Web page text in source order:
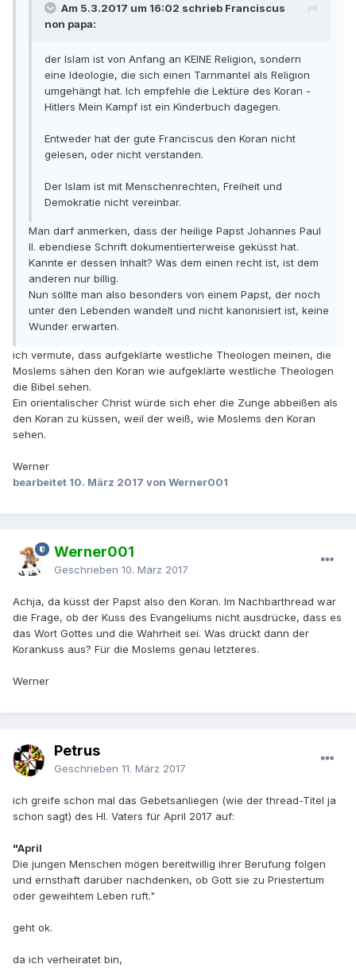
Am 5.3.2017 um 16:02 schrieb Franciscus
non papa:
der Islam ist von Anfang an KEINE Religion, sondern
eine Ideologie, die sich einen Tarnmantel als Religion
umgehängt hat. Ich empfehle die Lektüre des Koran -
Hitlers Mein Kampf ist ein Kinderbuch dagegen.
Entweder hat der gute Franciscus den Koran nicht
gelesen, oder nicht verstanden.
Der Islam ist mit Menschenrechten, Freiheit und
Demokratie nicht vereinbar.
Man darf anmerken, dass der heilige Papst Johannes Paul
II. ebendiese Schrift dokumentierterweise geküsst hat.
Kannte er dessen Inhalt? Was dem einen recht ist, ist dem
anderen nur billig.
Nun sollte man also besonders von einem Papst, der noch
unter den Lebenden wandelt und nicht kanonisiert ist, keine
Wunder erwarten.
ich vermute, dass aufgeklärte westliche Theologen meinen, die
Moslems sähen den Koran wie aufgeklärte westliche Theologen
die Bibel sehen.
Ein orientalischer Christ würde sich eher die Zunge abbeißen als
den Koran zu küssen, weil der weiß, wie Moslems den Koran
sehen.
Werner
bearbeitet 10. März 2017 von Werner001
Werner001
Geschrieben 10. März 2017
Achja, da küsst der Papst also den Koran. Im Nachbarthread war
die Frage, ob der Kuss des Evangeliums nicht ausdrücke, dass es
das Wort Gottes und die Wahrheit sei. Was drückt dann der
Korankuss aus? Für die Moslems genau letzteres.
Werner
Petrus
Geschrieben 11. März 2017
ich greife schon mal das Gebetsanliegen (wie der thread-Titel ja
schon sagt) des Hl. Vaters für April 2017 auf:
"April
Die jungen Menschen mögen bereitwillig ihrer Berufung folgen
und ernsthaft darüber nachdenken, ob Gott sie zu Priestertum
oder geweihtem Leben ruft."
geht ok.
da ich verheiratet bin,